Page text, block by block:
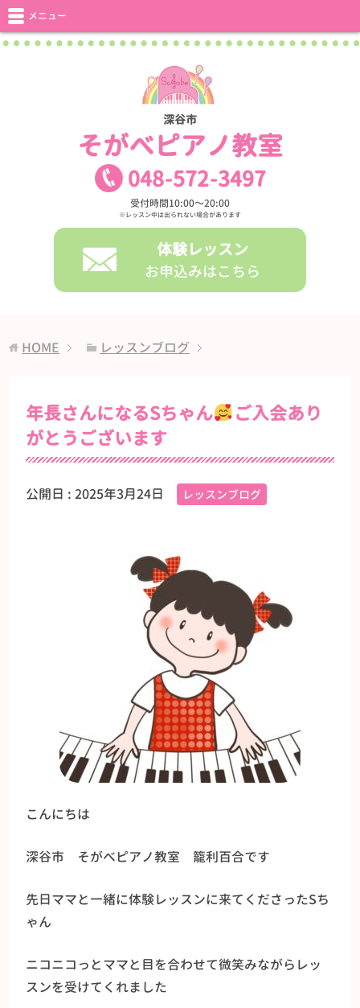
深谷市
そがべピアノ教室
048-572-3497
受付時間10:00〜20:00
※レッスン中は出られない場合があります
体験レッスン
お申込みはこちら
メニュー
HOME レッスンブログ
年長さんになるSちゃん
ご入会あり
がとうございます
公開日 :2025年3月24日 レッスンブログ
こんにちは
深谷市 そがべピアノ教室 籠利百合です
先日ママと一緒に体験レッスンに来てくださったSち
ゃん
ニコニコっとママと目を合わせて微笑みながらレッ
スンを受けてくれました